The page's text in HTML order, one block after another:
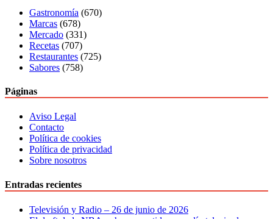
‘héroes
locales’
America
Gastronomía (670)
Marcas (678)
Mercado (331)
Recetas (707)
Restaurantes (725)
Sabores (758)
Páginas
Aviso Legal
Contacto
Política de cookies
Política de privacidad
Sobre nosotros
Entradas recientes
Televisión y Radio – 26 de junio de 2026